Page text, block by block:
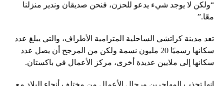
“ولكن لا يوجد شيء يدعو للحزن، فنحن صديقان وندير منزلنا
معًا.”
تعد مدينة كراتشي الساحلية المترامية الأطراف، والتي يبلغ عدد
سكانها رسميًا 20 مليون نسمة ولكن من المرجح أن يصل عدد
سكانها إلى ملايين عديدة أخرى، مركز الأعمال في باكستان.